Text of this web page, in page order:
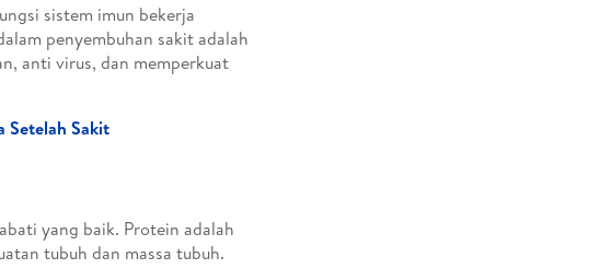
sistem imun bekerja
penyembuhan sakit adalah
anti virus, dan memperkuat
Setelah Sakit
yang baik. Protein adalah
tubuh dan massa tubuh.